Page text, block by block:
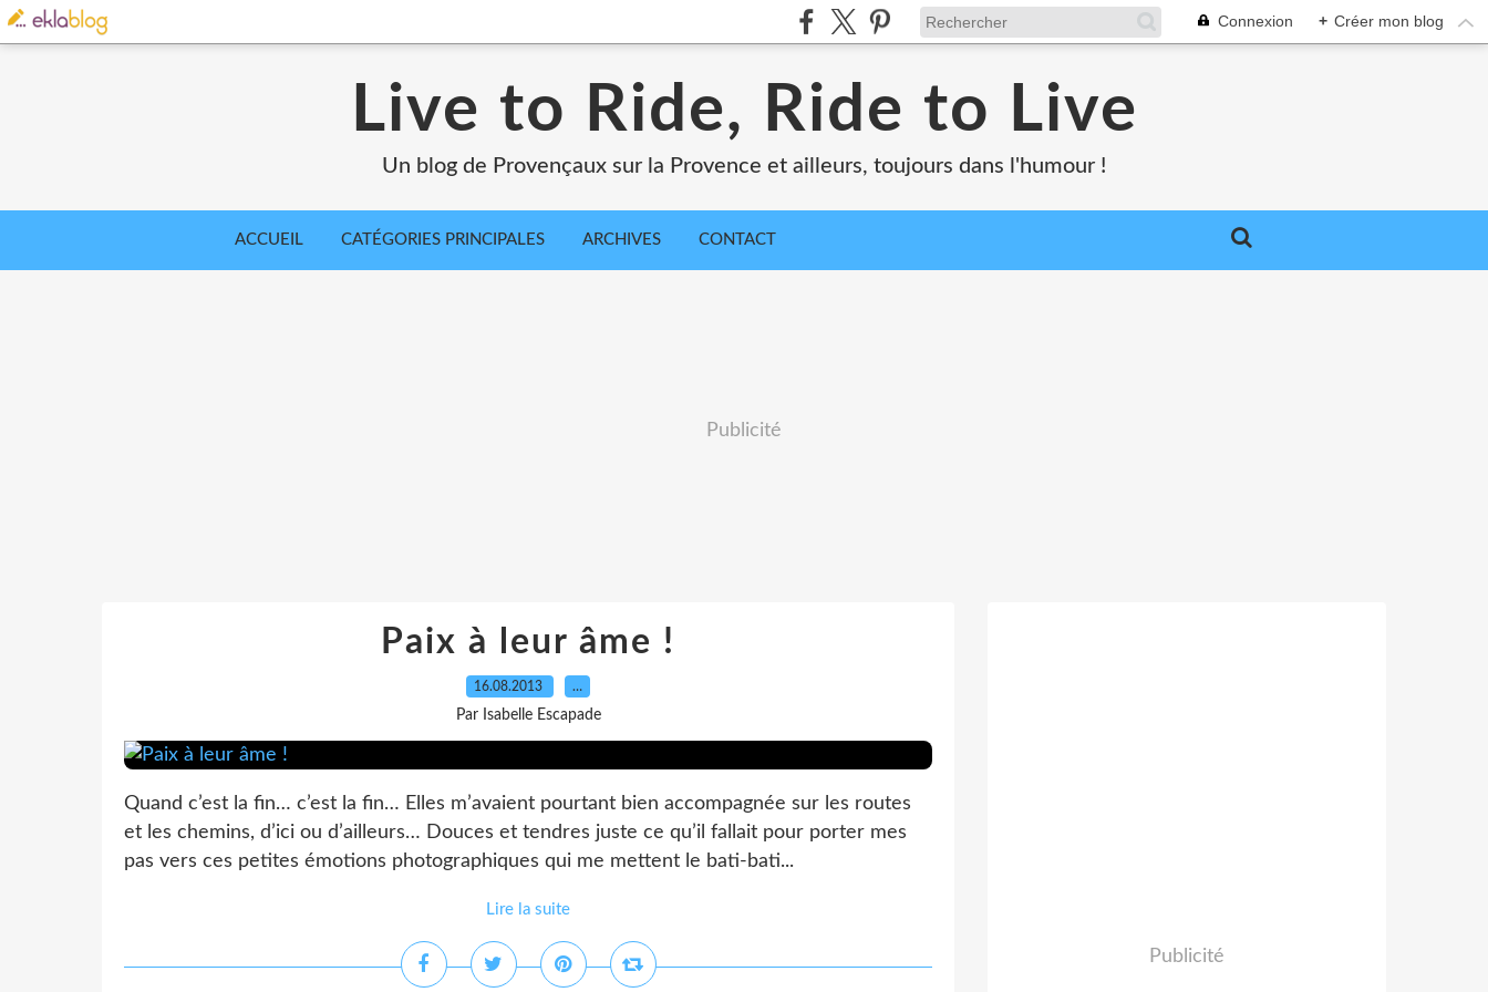
Connexion + Créer mon blog
Live to Ride, Ride to Live
Un blog de Provençaux sur la Provence et ailleurs, toujours dans l'humour !
ACCUEIL CATÉGORIES PRINCIPALES ARCHIVES CONTACT
Publicité
Paix à leur âme !
16.08.2013 …
Par Isabelle Escapade
Quand c’est la fin… c’est la fin… Elles m’avaient pourtant bien accompagnée sur les routes
et les chemins, d’ici ou d’ailleurs… Douces et tendres juste ce qu’il fallait pour porter mes
pas vers ces petites émotions photographiques qui me mettent le bati-bati...
Lire la suite
Publicité